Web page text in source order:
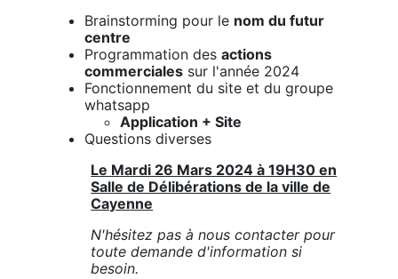
Brainstorming pour le nom du futur
centre
Programmation des actions
commerciales sur l'année 2024
Fonctionnement du site et du groupe
whatsapp
Application + Site
Questions diverses
Le Mardi 26 Mars 2024 à 19H30 en
Salle de Délibérations de la ville de
Cayenne
N'hésitez pas à nous contacter pour
toute demande d'information si
besoin.